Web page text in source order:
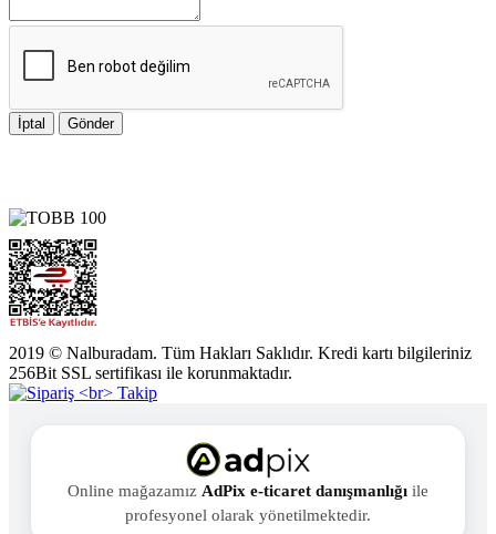
İptal Gönder
2019 © Nalburadam. Tüm Hakları Saklıdır. Kredi kartı bilgileriniz
256Bit SSL sertifikası ile korunmaktadır.
Online mağazamız AdPix e-ticaret danışmanlığı ile
profesyonel olarak yönetilmektedir.